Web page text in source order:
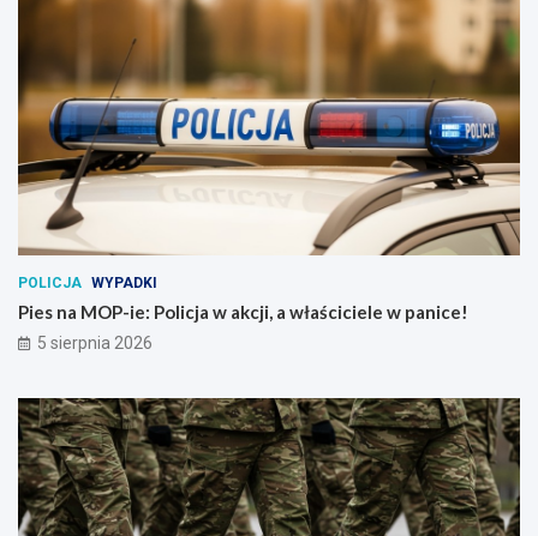
POLICJA WYPADKI
Pies na MOP-ie: Policja w akcji, a właściciele w panice!
5 sierpnia 2026